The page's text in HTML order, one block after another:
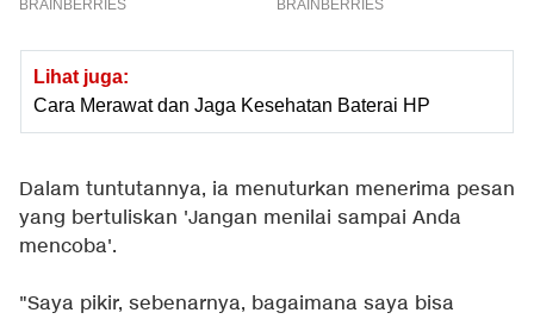
Lihat juga:
Cara Merawat dan Jaga Kesehatan Baterai HP
Dalam tuntutannya, ia menuturkan menerima pesan
yang bertuliskan 'Jangan menilai sampai Anda
mencoba'.
"Saya pikir, sebenarnya, bagaimana saya bisa